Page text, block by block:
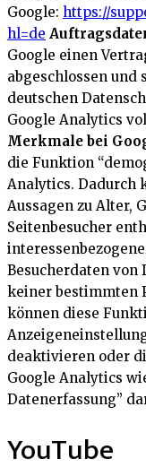
Google: https://
hl=de
Google einen
abgeschlossen und
deutschen
Google Analytics
Merkmale bei
die Funktion
Analytics. Dadurch
Aussagen zu Alter,
Seitenbesucher
Besucherdaten
keiner bestimmten
können diese
deaktivieren oder
Google Analytics
Datenerfassung”
YouTube